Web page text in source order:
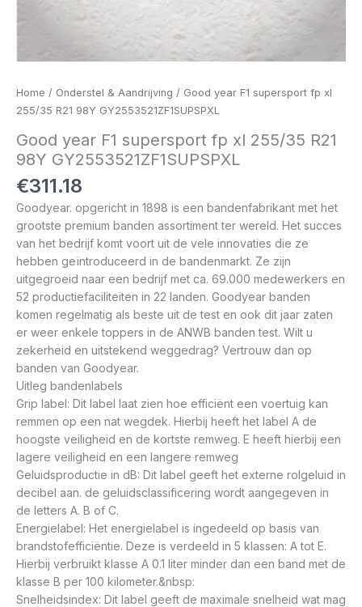
Home / Onderstel & Aandrijving / Good year F1 supersport fp xl
255/35 R21 98Y GY2553521ZF1SUPSPXL
Good year F1 supersport fp xl 255/35 R21
98Y GY2553521ZF1SUPSPXL
€311.18
Goodyear. opgericht in 1898 is een bandenfabrikant met het
grootste premium banden assortiment ter wereld. Het succes
van het bedrijf komt voort uit de vele innovaties die ze
hebben geïntroduceerd in de bandenmarkt. Ze zijn
uitgegroeid naar een bedrijf met ca. 69.000 medewerkers en
52 productiefaciliteiten in 22 landen. Goodyear banden
komen regelmatig als beste uit de test en ook dit jaar zaten
er weer enkele toppers in de ANWB banden test. Wilt u
zekerheid en uitstekend weggedrag? Vertrouw dan op
banden van Goodyear.
Uitleg bandenlabels
Grip label: Dit label laat zien hoe efficiënt een voertuig kan
remmen op een nat wegdek. Hierbij heeft het label A de
hoogste veiligheid en de kortste remweg. E heeft hierbij een
lagere veiligheid en een langere remweg
Geluidsproductie in dB: Dit label geeft het externe rolgeluid in
decibel aan. de geluidsclassificering wordt aangegeven in
de letters A. B of C.
Energielabel: Het energielabel is ingedeeld op basis van
brandstofefficiëntie. Deze is verdeeld in 5 klassen: A tot E.
Hierbij verbruikt klasse A 0.1 liter minder dan een band met de
klasse B per 100 kilometer.&nbsp:
Snelheidsindex: Dit label geeft de maximale snelheid wat mag